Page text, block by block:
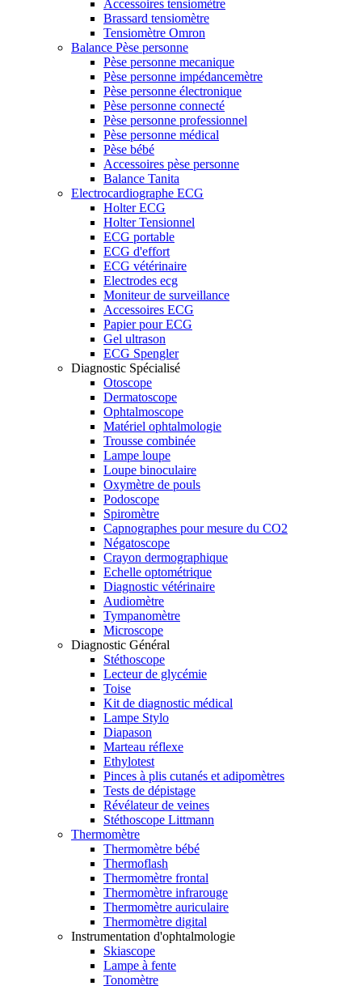
Accessoires tensiomètre
Brassard tensiomètre
Tensiomètre Omron
Balance Pèse personne
Pèse personne mecanique
Pèse personne impédancemètre
Pèse personne électronique
Pèse personne connecté
Pèse personne professionnel
Pèse personne médical
Pèse bébé
Accessoires pèse personne
Balance Tanita
Electrocardiographe ECG
Holter ECG
Holter Tensionnel
ECG portable
ECG d'effort
ECG vétérinaire
Electrodes ecg
Moniteur de surveillance
Accessoires ECG
Papier pour ECG
Gel ultrason
ECG Spengler
Diagnostic Spécialisé
Otoscope
Dermatoscope
Ophtalmoscope
Matériel ophtalmologie
Trousse combinée
Lampe loupe
Loupe binoculaire
Oxymètre de pouls
Podoscope
Spiromètre
Capnographes pour mesure du CO2
Négatoscope
Crayon dermographique
Echelle optométrique
Diagnostic vétérinaire
Audiomètre
Tympanomètre
Microscope
Diagnostic Général
Stéthoscope
Lecteur de glycémie
Toise
Kit de diagnostic médical
Lampe Stylo
Diapason
Marteau réflexe
Ethylotest
Pinces à plis cutanés et adipomètres
Tests de dépistage
Révélateur de veines
Stéthoscope Littmann
Thermomètre
Thermomètre bébé
Thermoflash
Thermomètre frontal
Thermomètre infrarouge
Thermomètre auriculaire
Thermomètre digital
Instrumentation d'ophtalmologie
Skiascope
Lampe à fente
Tonomètre